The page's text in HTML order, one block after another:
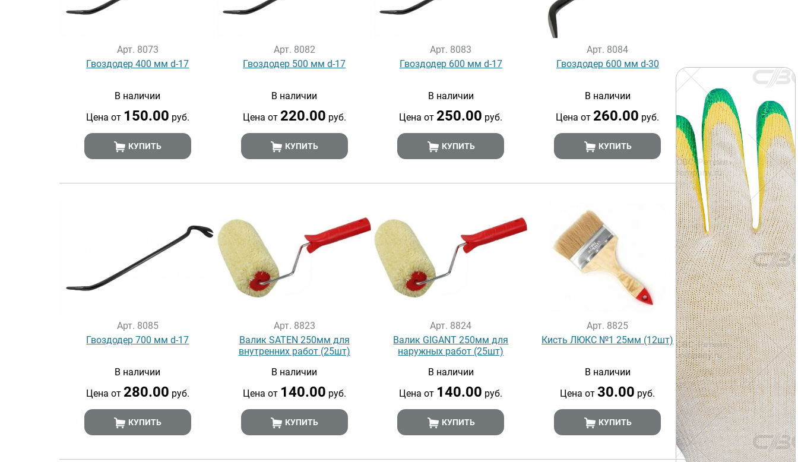
Арт. 8073
Гвоздодер 400 мм d-17
В наличии
Цена от 150.00 руб.
КУПИТЬ
Арт. 8082
Гвоздодер 500 мм d-17
В наличии
Цена от 220.00 руб.
КУПИТЬ
Арт. 8083
Гвоздодер 600 мм d-17
В наличии
Цена от 250.00 руб.
КУПИТЬ
Арт. 8084
Гвоздодер 600 мм d-30
В наличии
Цена от 260.00 руб.
КУПИТЬ
Арт. 8085
Гвоздодер 700 мм d-17
В наличии
Цена от 280.00 руб.
КУПИТЬ
Арт. 8823
Валик SATEN 250мм для
внутренних работ (25шт)
В наличии
Цена от 140.00 руб.
КУПИТЬ
Арт. 8824
Валик GIGANT 250мм для
наружных работ (25шт)
В наличии
Цена от 140.00 руб.
КУПИТЬ
Арт. 8825
Кисть ЛЮКС №1 25мм (12шт)
В наличии
Цена от30.00 руб.
КУПИТЬ